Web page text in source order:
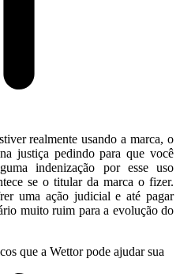
realmente usando a marca, o
justiça pedindo para que você
indenização por esse uso
se o titular da marca o fizer.
uma ação judicial e até pagar
muito ruim para a evolução do
que a Wettor pode ajudar sua